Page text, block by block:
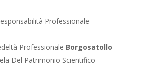
Professionale
Professionale Borgosatollo
Del Patrimonio Scientifico